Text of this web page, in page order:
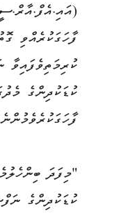
ފާހަގަކުރެއްވި
ކުޑަކުދިންގެ
"މިފަދަ
ކުޑަކުދިންގެ